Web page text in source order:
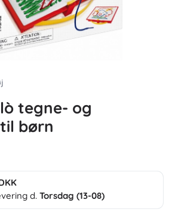
tegne- og
børn
d. Torsdag (13-08)